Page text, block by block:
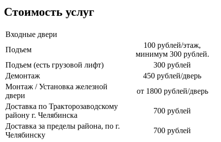
Стоимость услуг
Входные двери
Подъем
100 рублей/этаж,
минимум 300 рублей.
Подъем (есть грузовой лифт)
300 рублей
Демонтаж
450 рублей/дверь
Монтаж / Установка железной
двери
от 1800 рублей/дверь
Доставка по Тракторозаводскому
району г. Челябинска
700 рублей
Доставка за пределы района, по г.
Челябинску
700 рублей